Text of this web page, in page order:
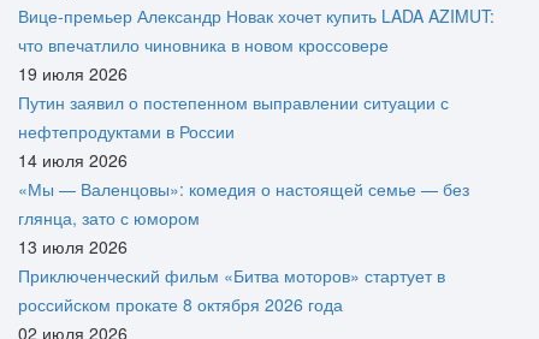
Вице‑премьер Александр Новак хочет купить LADA AZIMUT:
что впечатлило чиновника в новом кроссовере
19 июля 2026
Путин заявил о постепенном выправлении ситуации с
нефтепродуктами в России
14 июля 2026
«Мы — Валенцовы»: комедия о настоящей семье — без
глянца, зато с юмором
13 июля 2026
Приключенческий фильм «Битва моторов» стартует в
российском прокате 8 октября 2026 года
02 июля 2026